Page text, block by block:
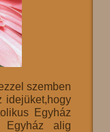
szemben
idejüket,hogy
Egyház
Egyház alig